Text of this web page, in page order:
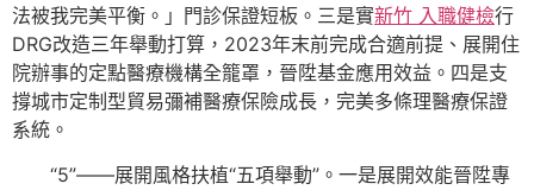
法被我完美平衡。」門診保證短板。三是實新竹 入職健檢行
DRG改造三年舉動打算，2023年末前完成合適前提、展開住
院辦事的定點醫療機構全籠罩，晉陞基金應用效益。四是支
撐城市定制型貿易彌補醫療保險成長，完美多條理醫療保證
系統。
“5”——展開風格扶植“五項舉動”。一是展開效能晉陞專